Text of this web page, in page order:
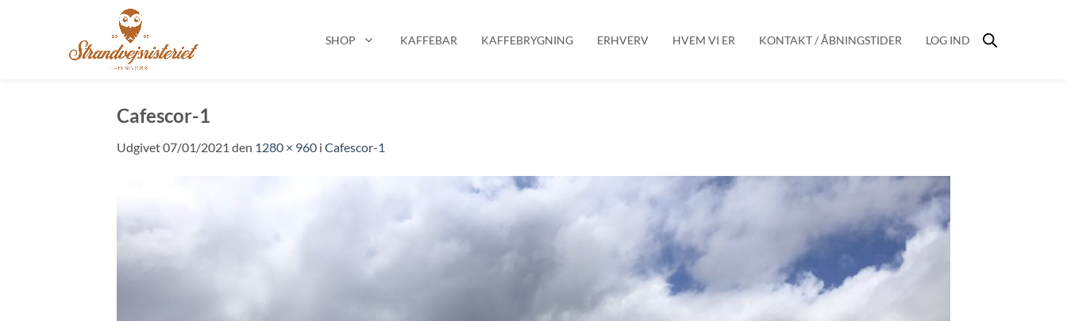
SHOP KAFFEBAR KAFFEBRYGNING ERHVERV HVEM VI ER KONTAKT / ÅBNINGSTIDER LOG IND
Cafescor-1
Udgivet07/01/2021 den 1280 × 960 i Cafescor-1